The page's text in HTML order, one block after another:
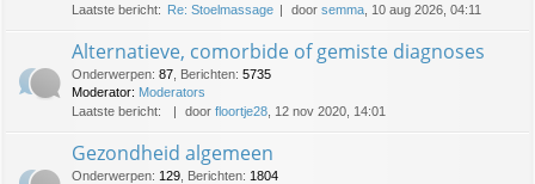
Laatste bericht: Re: Stoelmassage door semma , 10 aug 2026, 04:11
Alternatieve, comorbide of gemiste diagnoses
Onderwerpen: 87 Berichten: 5735
Moderator: Moderators
Laatste bericht:
door floortje28 , 12 nov 2020, 14:01
Gezondheid algemeen
Onderwerpen: 129 Berichten: 1804